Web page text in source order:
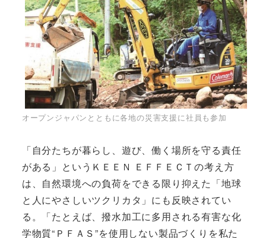
オープンジャパンとともに各地の災害支援に社員も参加
「自分たちが暮らし、遊び、働く場所を守る責任
がある」というＫＥＥＮ ＥＦＦＥＣＴの考え方
は、自然環境への負荷をできる限り抑えた「地球
と人にやさしいツクリカタ」にも反映されてい
る。「たとえば、撥水加工に多用される有害な化
学物質“ＰＦＡＳ”を使用しない製品づくりを私た